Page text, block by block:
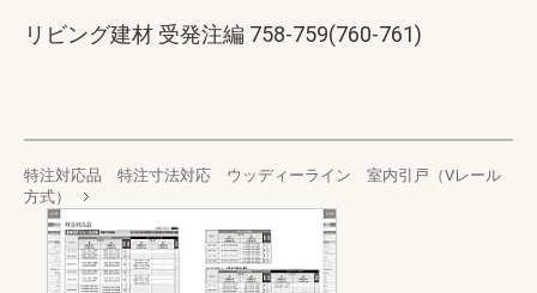
リビング建材 受発注編 758-759(760-761)
特注対応品 特注寸法対応 ウッディーライン 室内引戸（Vレール
方式）